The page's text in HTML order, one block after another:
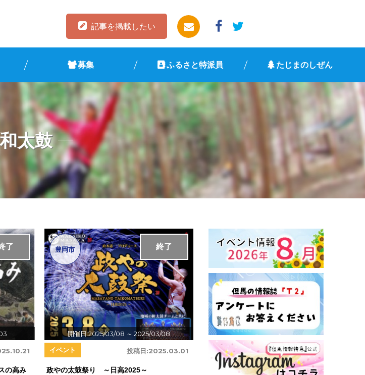
記事を掲載したい
募集 ふるさと特派員 たじまのしぜん
太鼓
了
の高み
開催日:2025/03/08 ～ 2025/03/08
終了
豊岡市
投稿日:2025.03.01
イベント
政やの太鼓祭り ～日高2025～